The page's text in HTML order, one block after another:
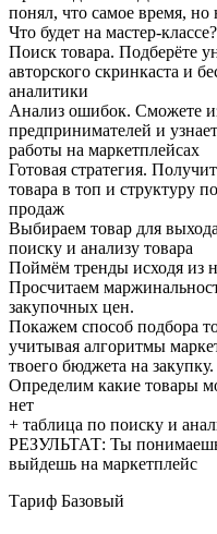
понял, что самое время, но
Что будет на мастер-классе?
Поиск товара. Подберёте
авторского скринкаста и
аналитики
Анализ ошибок. Сможете
предпринимателей и
работы на маркетплейсах
Готовая стратегия.
товара в топ и структуру
продаж
Выбираем товар для
поиску и анализу товара
Поймём тренды исходя из
Просчитаем
закупочных цен.
Покажем способ подбора
учитывая алгоритмы
твоего бюджета на закупку.
Определим какие товары
нет
+ таблица по поиску и
РЕЗУЛЬТАТ: Ты
выйдешь на маркетплейс
Тариф Базовый